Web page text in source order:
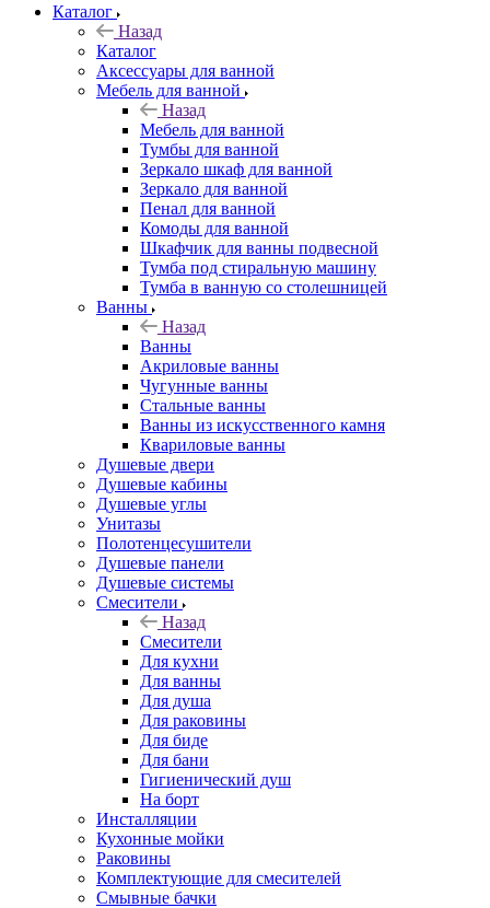
Каталог
Назад
Каталог
Аксессуары для ванной
Мебель для ванной
Назад
Мебель для ванной
Тумбы для ванной
Зеркало шкаф для ванной
Зеркало для ванной
Пенал для ванной
Комоды для ванной
Шкафчик для ванны подвесной
Тумба под стиральную машину
Тумба в ванную со столешницей
Ванны
Назад
Ванны
Акриловые ванны
Чугунные ванны
Стальные ванны
Ванны из искусственного камня
Квариловые ванны
Душевые двери
Душевые кабины
Душевые углы
Унитазы
Полотенцесушители
Душевые панели
Душевые системы
Смесители
Назад
Смесители
Для кухни
Для ванны
Для душа
Для раковины
Для биде
Для бани
Гигиенический душ
На борт
Инсталляции
Кухонные мойки
Раковины
Комплектующие для смесителей
Смывные бачки